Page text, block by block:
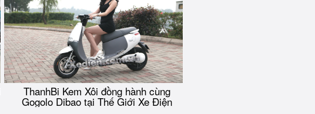
ThanhBi Kem Xôi đồng hành cùng
Gogolo Dibao tại Thế Giới Xe Điện